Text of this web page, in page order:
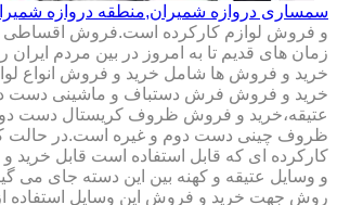
سمساری دروازه شمیران,منطقه دروازه
و فروش لوازم کارکرده است.فروش اقساطی
زمان های قدیم تا به امروز در بین مردم ایران
خرید و فروش ها شامل خرید و فروش انواع
خرید و فروش فرش دستباف و ماشینی دست
عتیقه،خرید و فروش ظروف کریستال دست
ظروف چینی دست دوم و غیره است.در حالت
کارکرده ای که قابل استفاده است قابل
و وسایل عتیقه و کهنه بین این دسته جای می
روش جهت خرید و فروش این وسایل استفاده